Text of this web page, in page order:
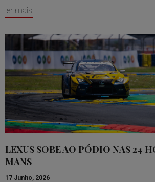
ler mais
LEXUS SOBE AO PÓDIO NAS 24
MANS
17 Junho, 2026